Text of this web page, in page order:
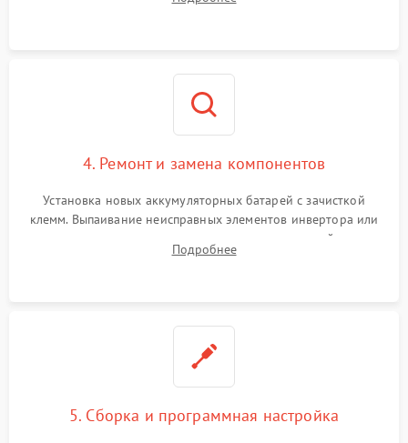
конденсаторов и прогаров на печатной плате.
4. Ремонт и замена компонентов
Установка новых аккумуляторных батарей с зачисткой
клемм. Выпаивание неисправных элементов инвертора или
цепи зарядки и монтаж новых радиодеталей.
Восстановление поврежденных токоведущих дорожек и
Подробнее
5. Сборка и программная настройка